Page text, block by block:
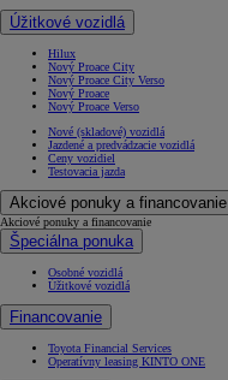
Úžitkové vozidlá
Hilux
Nový Proace City
Nový Proace City Verso
Nový Proace
Nový Proace Verso
Nové (skladové) vozidlá
Jazdené a predvádzacie vozidlá
Ceny vozidiel
Testovacia jazda
Akciové ponuky a financovanie
Akciové ponuky a financovanie
Špeciálna ponuka
Osobné vozidlá
Úžitkové vozidlá
Financovanie
Toyota Financial Services
Operatívny leasing KINTO ONE